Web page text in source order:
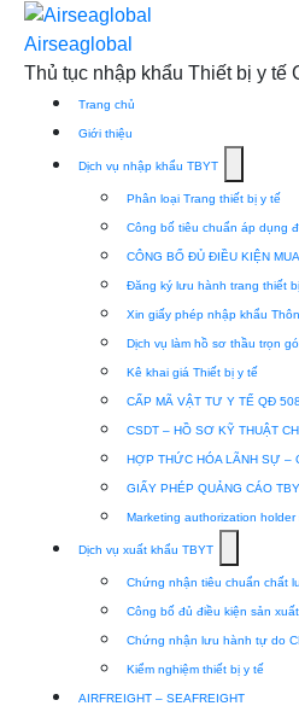
Skip
content
Airseaglobal
Thủ tục nhập khẩu Thiết bị y tế
Trang chủ
Giới thiệu
Dịch vụ nhập khẩu TBYT
for
Dịch
nhập
khẩu
TBYT
Phân loại Trang thiết bị y tế
Công bố tiêu chuẩn áp dụng
CÔNG BỐ ĐỦ ĐIỀU KIỆN
Đăng ký lưu hành trang thiết
Xin giấy phép nhập khẩu
Dịch vụ làm hồ sơ thầu trọn
Kê khai giá Thiết bị y tế
CẤP MÃ VẬT TƯ Y TẾ QĐ
CSDT – HỒ SƠ KỸ THUẬT
HỢP THỨC HÓA LÃNH SỰ –
GIẤY PHÉP QUẢNG CÁO
Marketing authorization
Dịch vụ xuất khẩu TBYT
submenu
for
Dịch
vụ
xuất
Chứng nhận tiêu chuẩn chất
Công bố đủ điều kiện sản
Chứng nhận lưu hành tự do
Kiểm nghiệm thiết bị y tế
AIRFREIGHT – SEAFREIGHT